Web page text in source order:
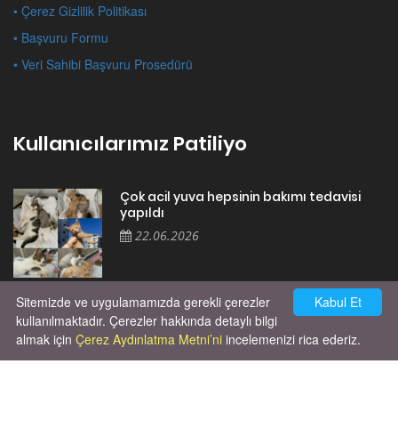
• Çerez Gizlilik Politikası
• Başvuru Formu
• Veri Sahibi Başvuru Prosedürü
Kullanıcılarımız Patiliyo
Çok acil yuva hepsinin bakımı tedavisi
yapıldı
22.06.2026
Cok huysal asla tırmalama huyu yok yeni
kısırlastırdım tuvalet egitimi de var
kumundan baska yere ya...
02.03.2026
Kabul Et
Sitemizde ve uygulamamızda gerekli çerezler
kullanılmaktadır. Çerezler hakkında detaylı bilgi
almak için Çerez Aydınlatma Metni’ni incelemenizi rica ederiz.